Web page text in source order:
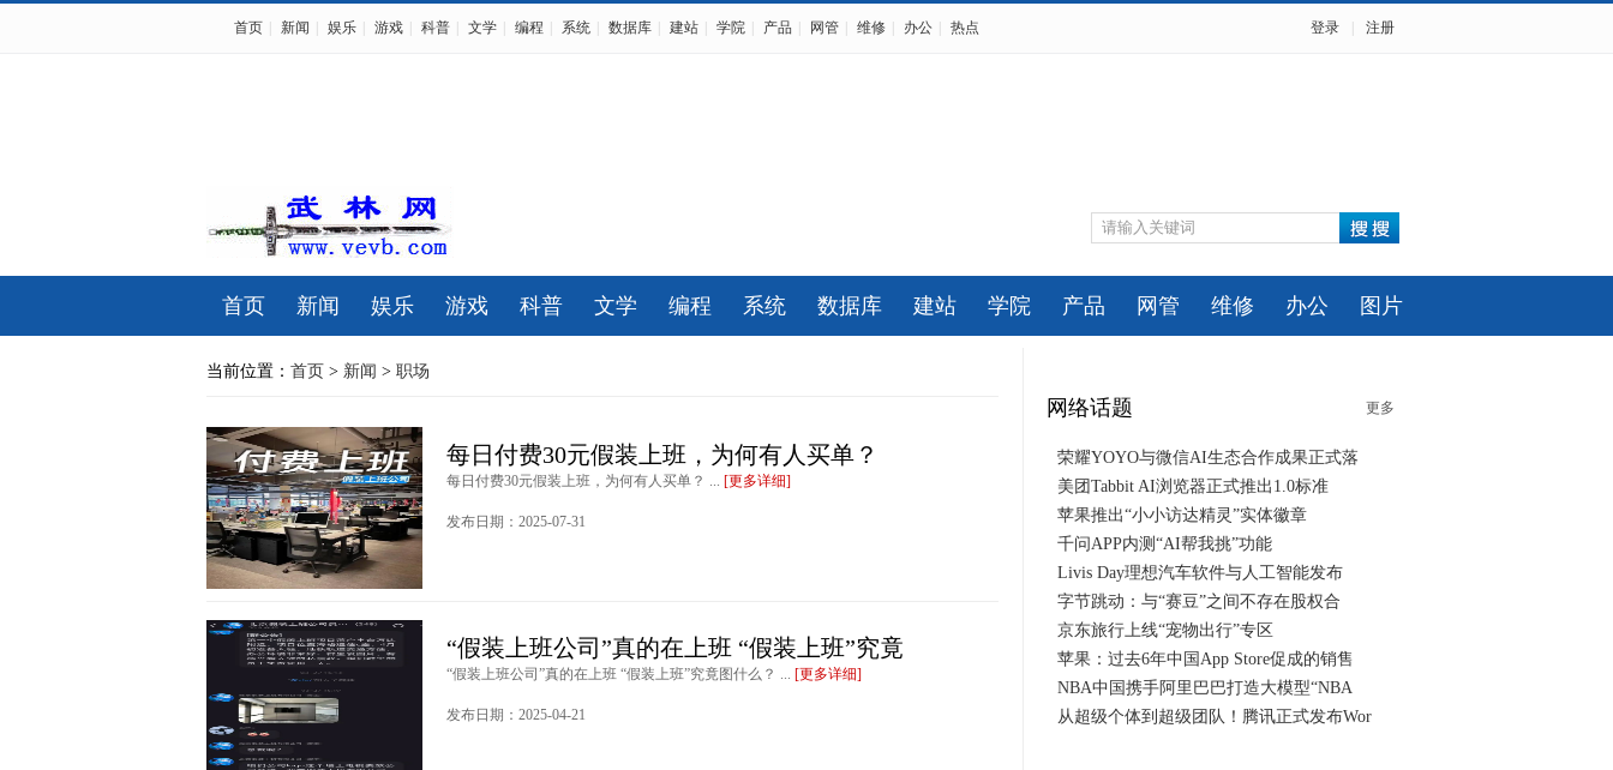
首页 新闻 娱乐 游戏 科普 文学 编程 系统 数据库 建站 学院 产品 网管 维修 办公 热点 登录 注册
首页 新闻 娱乐 游戏 科普 文学 编程 系统 数据库 建站 学院 产品 网管 维修 办公 图片
当前位置： 首页 > 新闻 > 职场
每日付费30元假装上班，为何有人买单？
每日付费30元假装上班，为何有人买单？ ... [更多详细]
发布日期：2025-07-31
“假装上班公司”真的在上班 “假装上班”究竟
“假装上班公司”真的在上班 “假装上班”究竟图什么？ ... [更多详细]
发布日期：2025-04-21
网络话题 更多
荣耀YOYO与微信AI生态合作成果正式落
美团Tabbit AI浏览器正式推出1.0标准
苹果推出“小小访达精灵”实体徽章
千问APP内测“AI帮我挑”功能
Livis Day理想汽车软件与人工智能发布
字节跳动：与“赛豆”之间不存在股权合
京东旅行上线“宠物出行”专区
苹果：过去6年中国App Store促成的销售
NBA中国携手阿里巴巴打造大模型“NBA
从超级个体到超级团队！腾讯正式发布Wor